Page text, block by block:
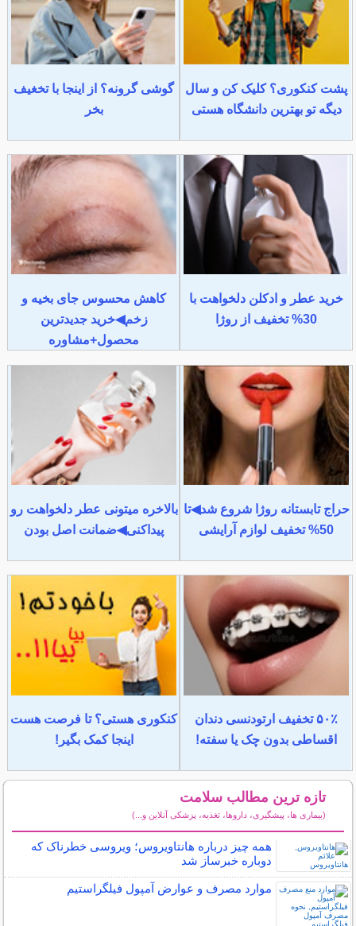
پشت کنکوری؟ کلیک کن و سال
دیگه تو بهترین دانشگاه هستی
گوشی گرونه؟ از اینجا با تخغیف
بخر
خرید عطر و ادکلن دلخواهت با
30% تخفیف از روژا
کاهش محسوس جای بخیه و
زخم◀خرید جدیدترین
محصول+مشاوره
حراج تابستانه روژا شروع شد◀تا
50% تخفیف لوازم آرایشی
بالاخره میتونی عطر دلخواهت رو
پیداکنی◀ضمانت اصل بودن
۵۰٪ تخفیف ارتودنسی دندان
اقساطی بدون چک یا سفته!
کنکوری هستی؟ تا فرصت هست
اینجا کمک بگیر!
تازه ترین مطالب سلامت
(بیماری ها، پیشگیری، داروها، تغذیه، پزشکی آنلاین و...)
همه چیز درباره هانتاویروس؛ ویروسی خطرناک که
دوباره خبرساز شد
موارد مصرف و عوارض آمپول فیلگراستیم